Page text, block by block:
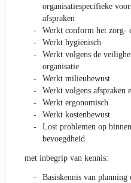
organisatiespecifieke
afspraken
Werkt conform het zorg-
Werkt hygiënisch
Werkt volgens de
organisatie
Werkt milieubewust
Werkt volgens afspraken
Werkt ergonomisch
Werkt kostenbewust
Lost problemen op
bevoegdheid
met inbegrip van kennis:
Basiskennis van planning